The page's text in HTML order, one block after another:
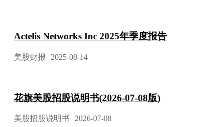
Actelis Networks Inc 2025年季度报告
美股财报 2025-08-14
花旗美股招股说明书(2026-07-08版)
美股招股说明书 2026-07-08